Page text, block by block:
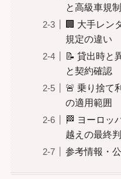
と高級車規制
🏢 大手レン
規定の違い
📝 貸出時と
と契約確認
🚨 乗り捨て
の適用範囲
🏁 ヨーロッ
越えの最終
参考情報・